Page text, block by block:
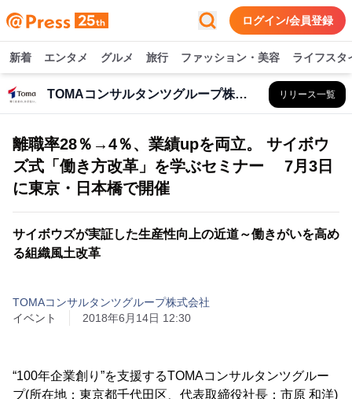
ログイン/会員登録
新着 エンタメ グルメ 旅行 ファッション・美容 ライフスタ
TOMAコンサルタンツグループ株式会社 リリース一覧
離職率28％→4％、業績upを両立。 サイボウ
ズ式「働き方改革」を学ぶセミナー 7月3日
に東京・日本橋で開催
サイボウズが実証した生産性向上の近道～働きがいを高め
る組織風土改革
TOMAコンサルタンツグループ株式会社
イベント
2018年6月14日 12:30
“100年企業創り”を支援するTOMAコンサルタンツグルー
プ(所在地：東京都千代田区、代表取締役社長：市原 和洋)